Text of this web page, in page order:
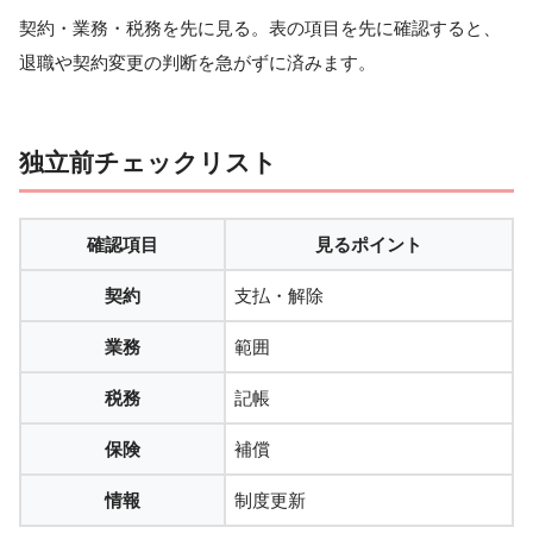
契約・業務・税務を先に見る。表の項目を先に確認すると、
退職や契約変更の判断を急がずに済みます。
独立前チェックリスト
確認項目 見るポイント
契約 支払・解除
業務 範囲
税務 記帳
保険 補償
情報 制度更新